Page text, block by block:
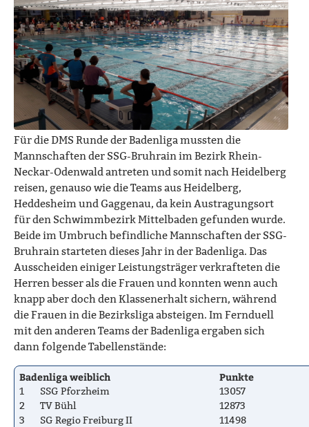
Für die DMS Runde der Badenliga mussten die
Mannschaften der SSG-Bruhrain im Bezirk Rhein-
Neckar-Odenwald antreten und somit nach Heidelberg
reisen, genauso wie die Teams aus Heidelberg,
Heddesheim und Gaggenau, da kein Austragungsort
für den Schwimmbezirk Mittelbaden gefunden wurde.
Beide im Umbruch befindliche Mannschaften der SSG-
Bruhrain starteten dieses Jahr in der Badenliga. Das
Ausscheiden einiger Leistungsträger verkrafteten die
Herren besser als die Frauen und konnten wenn auch
knapp aber doch den Klassenerhalt sichern, während
die Frauen in die Bezirksliga absteigen. Im Fernduell
mit den anderen Teams der Badenliga ergaben sich
dann folgende Tabellenstände:
Badenliga weiblich Punkte
1 SSG Pforzheim
13057
2
TV Bühl
12873
3
SG Regio Freiburg II
11498